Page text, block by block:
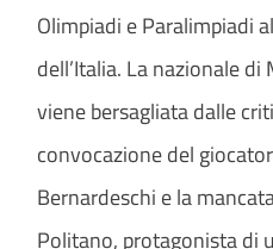
Olimpiadi e Paralimpiadi
dell’Italia. La nazionale
viene bersagliata dalle
convocazione del
Bernardeschi e la
Politano, protagonista di